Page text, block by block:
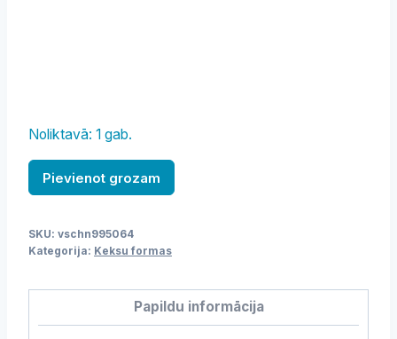
Noliktavā: 1 gab.
Forma
keksam
klājumu,
90
Pievienot grozam
SKU: vschn995064
Kategorija: Keksu formas
Papildu informācija